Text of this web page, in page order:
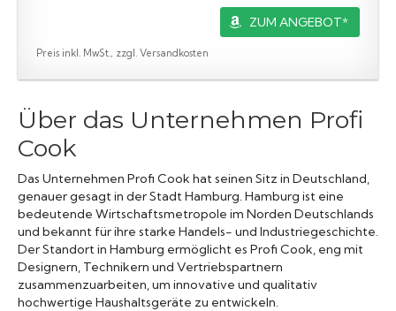
ZUM ANGEBOT*
Preis inkl. MwSt., zzgl. Versandkosten
Über das Unternehmen Profi
Cook
Das Unternehmen Profi Cook hat seinen Sitz in Deutschland,
genauer gesagt in der Stadt Hamburg. Hamburg ist eine
bedeutende Wirtschaftsmetropole im Norden Deutschlands
und bekannt für ihre starke Handels- und Industriegeschichte.
Der Standort in Hamburg ermöglicht es Profi Cook, eng mit
Designern, Technikern und Vertriebspartnern
zusammenzuarbeiten, um innovative und qualitativ
hochwertige Haushaltsgeräte zu entwickeln.